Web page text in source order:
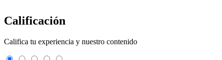
Calificación
Califica tu experiencia y nuestro contenido